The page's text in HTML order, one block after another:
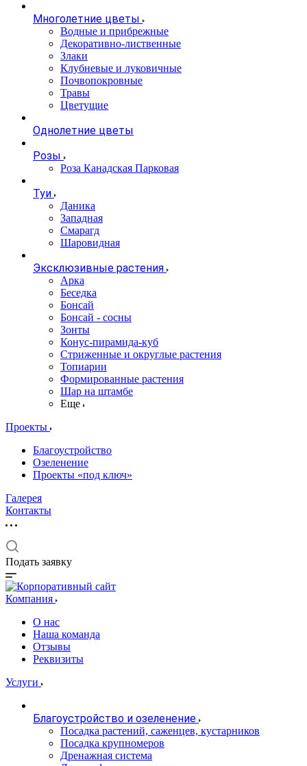
Многолетние цветы
Водные и прибрежные
Декоративно-лиственные
Злаки
Клубневые и луковичные
Почвопокровные
Травы
Цветущие
Однолетние цветы
Розы
Роза Канадская Парковая
Туи
Даника
Западная
Смарагд
Шаровидная
Эксклюзивные растения
Арка
Беседка
Бонсай
Бонсай - сосны
Зонты
Конус-пирамида-куб
Стриженные и округлые растения
Топиарии
Формированные растения
Шар на штамбе
Еще
Проекты
Благоустройство
Озеленение
Проекты «под ключ»
Галерея
Контакты
Подать заявку
Компания
О нас
Наша команда
Отзывы
Реквизиты
Услуги
Благоустройство и озеленение
Посадка растений, саженцев, кустарников
Посадка крупномеров
Дренажная система